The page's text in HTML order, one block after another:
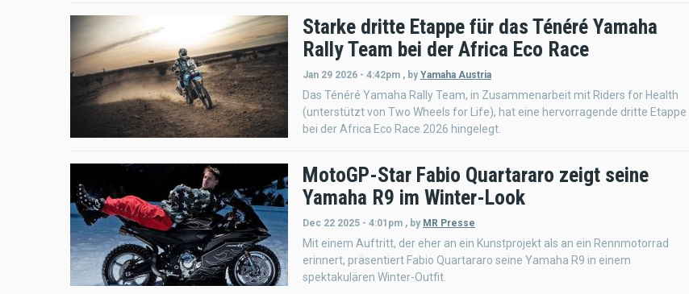
Starke dritte Etappe für das Ténéré Yamaha
Rally Team bei der Africa Eco Race
Jan 29 2026 - 4:42pm , by Yamaha Austria
Das Ténéré Yamaha Rally Team, in Zusammenarbeit mit Riders for Health
(unterstützt von Two Wheels for Life), hat eine hervorragende dritte Etappe
bei der Africa Eco Race 2026 hingelegt.
MotoGP-Star Fabio Quartararo zeigt seine
Yamaha R9 im Winter-Look
Dec 22 2025 - 4:01pm , by MR Presse
Mit einem Auftritt, der eher an ein Kunstprojekt als an ein Rennmotorrad
erinnert, präsentiert Fabio Quartararo seine Yamaha R9 in einem
spektakulären Winter-Outfit.